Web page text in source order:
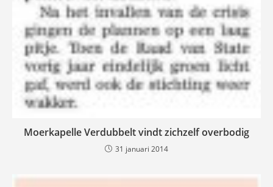
Moerkapelle Verdubbelt vindt zichzelf overbodig
31 januari 2014